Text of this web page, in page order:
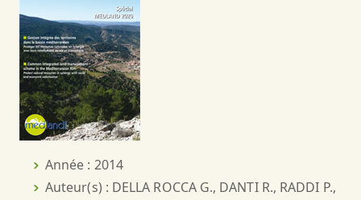
Année : 2014
Auteur(s) : DELLA ROCCA G., DANTI R., RADDI P.,